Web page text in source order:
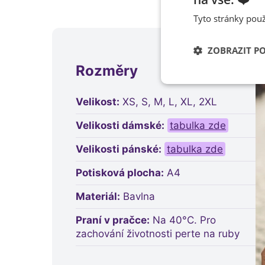
Rozměry
Velikost: XS, S, M, L, XL, 2XL
Velikosti dámské: tabulka zde
Velikosti pánské: tabulka zde
Potisková plocha: A4
Materiál: Bavlna
Praní v pračce: Na 40°C. Pro
zachování životnosti perte na ruby
Tyto stránky
ZOBRAZIT
Nezbytně